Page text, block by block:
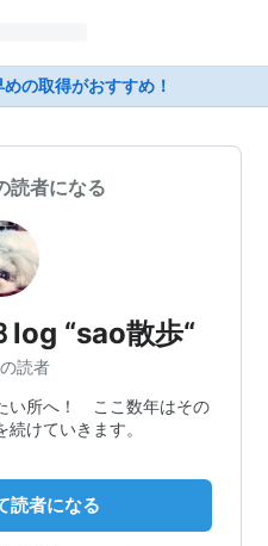
の取得がおすすめ！
読者になる
log “sao散歩“
読者
い所へ！ ここ数年はその
けていきます。
読者になる